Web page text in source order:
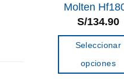
Molten
S/134.90
Seleccionar
opciones